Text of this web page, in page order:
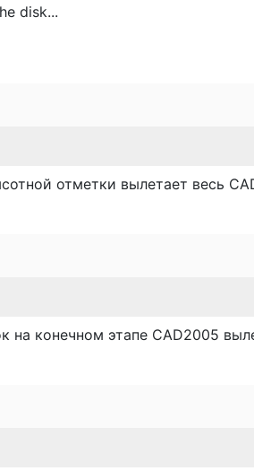
disk...
отметки вылетает весь
на конечном этапе CAD2005